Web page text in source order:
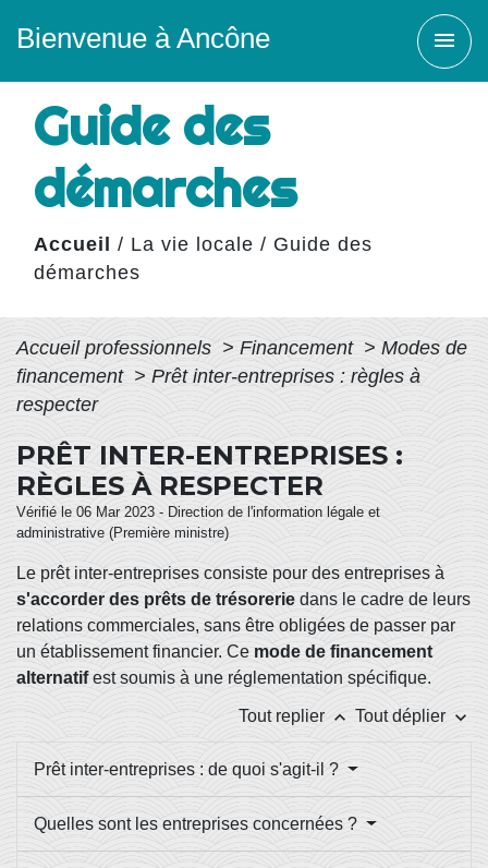
Bienvenue à Ancône menu
Guide des
démarches
Accueil / La vie locale / Guide des
démarches
Accueil professionnels > Financement > Modes de
financement > Prêt inter-entreprises : règles à
respecter
PRÊT INTER-ENTREPRISES :
RÈGLES À RESPECTER
Vérifié le 06 Mar 2023 - Direction de l'information légale et
administrative (Première ministre)
Le prêt inter-entreprises consiste pour des entreprises à
s'accorder des prêts de trésorerie dans le cadre de leurs
relations commerciales, sans être obligées de passer par
un établissement financier. Ce mode de financement
alternatifest soumis à une réglementation spécifique.
Tout replier keyboard_arrow_up Tout déplier keyboard_arrow_down
Prêt inter-entreprises : de quoi s'agit-il ?
Quelles sont les entreprises concernées ?